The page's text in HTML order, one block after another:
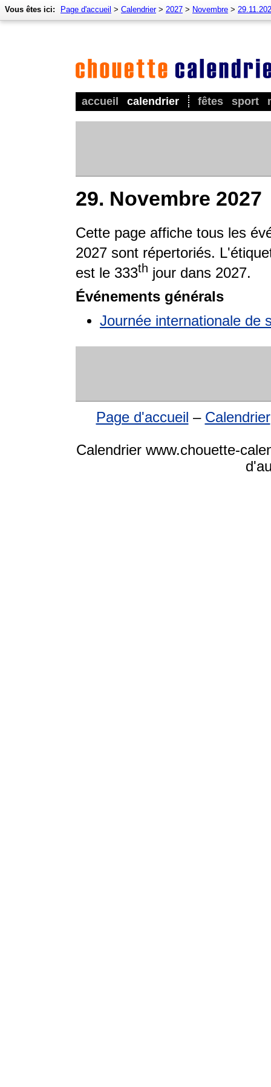
accueil calendrier fêtes sport
Vous êtes ici: Page d'accueil > Calendrier> 2027 > Novembre >
29. Novembre 2027
Cette page affiche tous les
2027 sont répertoriés.
est le 333th jour dans 2027.
Événements générals
Journée internationale de
Page d'accueil – Calendrier
Calendrier www.chouette-